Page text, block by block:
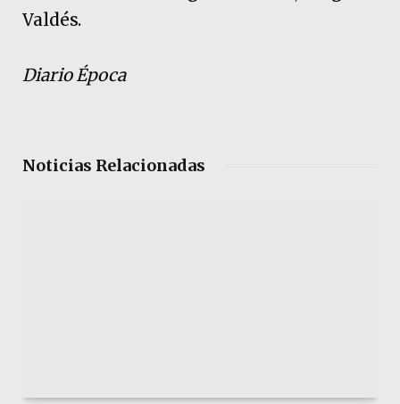
Valdés.
Diario Época
Noticias Relacionadas